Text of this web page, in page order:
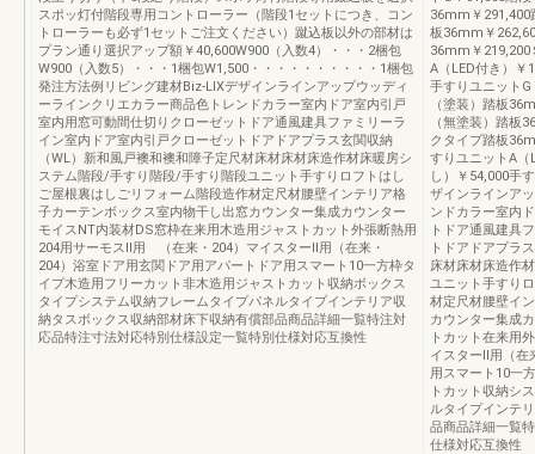
スポッ灯付階段専用コントローラー（階段1セットにつき、コン
トローラーも必ず1セットご注文ください）蹴込板以外の部材は
プラン通り選択アップ額￥40,600W900（入数4）・・・2梱包
W900（入数5）・・・1梱包W1,500・・・・・・・・・・1梱包
発注方法例リビング建材Biz-LIXデザインラインアップウッディ
ーラインクリエカラー商品色トレンドカラー室内ドア室内引戸
室内用窓可動間仕切りクローゼットドア通風建具ファミリーラ
イン室内ドア室内引戸クローゼットドアドアプラス玄関収納
（WL）新和風戸襖和襖和障子定尺材床材床材床造作材床暖房シ
ステム階段/手すり階段/手すり階段ユニット手すりロフトはし
ご屋根裏はしごリフォーム階段造作材定尺材腰壁インテリア格
子カーテンボックス室内物干し出窓カウンター集成カウンター
モイスNT内装材DS窓枠在来用木造用ジャストカット外張断熱用
204用サーモスⅡ用 （在来・204）マイスターⅡ用（在来・
204）浴室ドア用玄関ドア用アパートドア用スマート10一方枠タ
イプ木造用フリーカット非木造用ジャストカット収納ボックス
タイプシステム収納フレームタイプパネルタイプインテリア収
納タスボックス収納部材床下収納有償部品商品詳細一覧特注対
応品特注寸法対応特別仕様設定一覧特別仕様対応互換性
36mm￥291,400
板36mm￥
36mm￥219,200
A（LED付き）￥
手すりユニット
（塗装）踏板
（無塗装）踏板
クタイプ踏板
すりユニットA（
し）￥54,000手
ザインラインア
ンドカラー室内
トドア通風建具
トドアドアプラ
床材床材床造作
ユニット手すり
材定尺材腰壁イ
カウンター集成
トカット在来用
イスターⅡ用（在
用スマート10一
トカット収納シ
ルタイプインテ
品商品詳細一覧
仕様対応互換性